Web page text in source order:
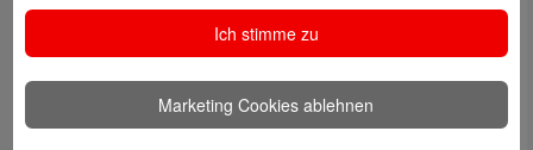
des ImmobilienCenter der Sparkasse Odenwaldkreis
überzeugt mit Kompetenz, Service und Erfolgsbilanz
Digitale Apotheke in der Sparkassen-Geschäftsstelle
Fränkisch-Crumbach eröffnet
Ich stimme zu
Marketing Cookies ablehnen